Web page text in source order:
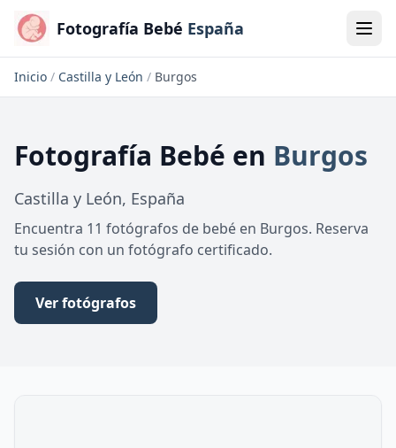
Fotografía Bebé España
Inicio / Castilla y León / Burgos
Fotografía Bebé en Burgos
Castilla y León, España
Encuentra 11 fotógrafos de bebé en Burgos. Reserva
tu sesión con un fotógrafo certificado.
Ver fotógrafos